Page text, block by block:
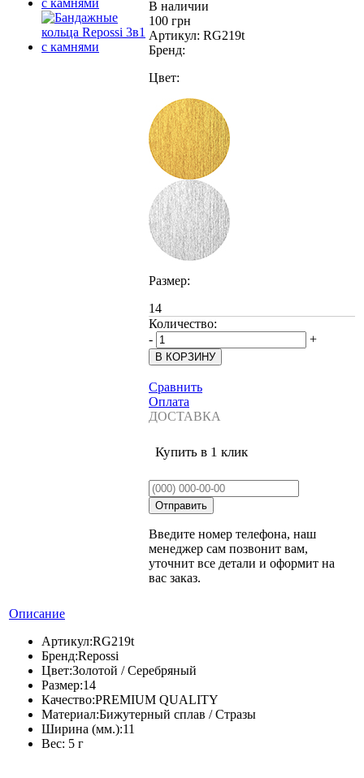
В наличии
100 грн
Артикул: RG219t
Бренд:
Цвет:
Размер:
14
Количество:
-
+
Сравнить
Оплата
ДОСТАВКА
Купить в 1 клик
Введите номер телефона, наш
менеджер сам позвонит вам,
уточнит все детали и оформит на
вас заказ.
Описание
Артикул:RG219t
Бренд:Repossi
Цвет:Золотой / Серебряный
Размер:14
Качество:PREMIUM QUALITY
Материал:Бижутерный сплав / Стразы
Ширина (мм.):11
Вес: 5 г